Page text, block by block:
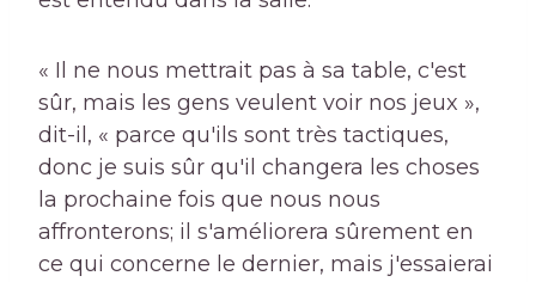
« Il ne nous mettrait pas à sa table, c'est
sûr, mais les gens veulent voir nos jeux »,
dit-il, « parce qu'ils sont très tactiques,
donc je suis sûr qu'il changera les choses
la prochaine fois que nous nous
affronterons; il s'améliorera sûrement en
ce qui concerne le dernier, mais j'essaierai